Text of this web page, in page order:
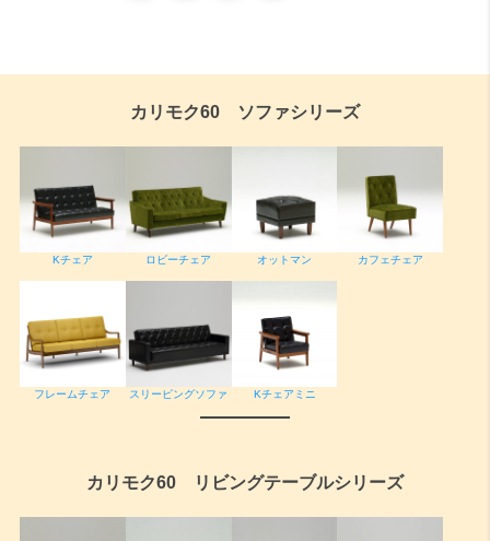
カリモク60 ソファシリーズ
Kチェア ロビーチェア オットマン カフェチェア
フレームチェア スリーピングソファ Kチェアミニ
カリモク60 リビングテーブルシリーズ